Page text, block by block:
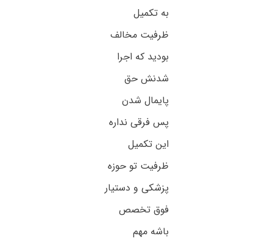
به تکمیل
ظرفیت مخالف
بودید که اجرا
شدنش حق
پایمال شدن
پس فرقی نداره
این تکمیل
ظرفیت تو حوزه
پزشکی و دستیار
فوق تخصص
باشه مهم